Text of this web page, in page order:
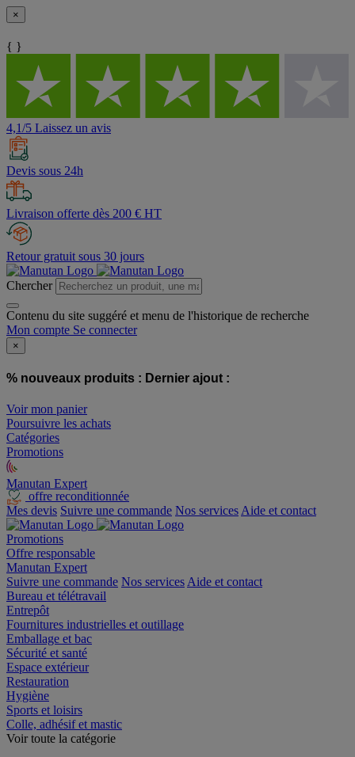
×
{ }
4,1/5 Laissez un avis
Devis sous 24h
Livraison offerte dès 200 € HT
Retour gratuit sous 30 jours
Chercher
Contenu du site suggéré et menu de l'historique de recherche
Mon compte Se connecter
×
% nouveaux produits : Dernier ajout :
Voir mon panier
Poursuivre les achats
Catégories
Promotions
Manutan Expert
offre reconditionnée
Mes devis Suivre une commande Nos services Aide et contact
Promotions
Offre responsable
Manutan Expert
Suivre une commande Nos services Aide et contact
Bureau et télétravail
Entrepôt
Fournitures industrielles et outillage
Emballage et bac
Sécurité et santé
Espace extérieur
Restauration
Hygiène
Sports et loisirs
Colle, adhésif et mastic
Voir toute la catégorie